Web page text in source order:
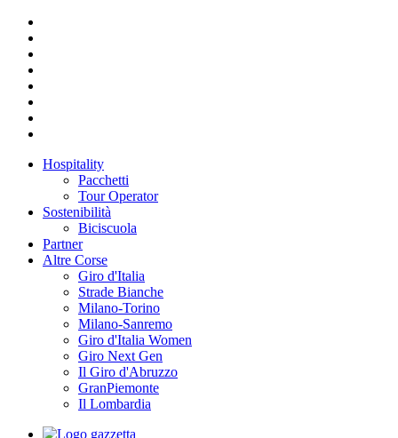
Hospitality
Pacchetti
Tour Operator
Sostenibilità
Biciscuola
Partner
Altre Corse
Giro d'Italia
Strade Bianche
Milano-Torino
Milano-Sanremo
Giro d'Italia Women
Giro Next Gen
Il Giro d'Abruzzo
GranPiemonte
Il Lombardia